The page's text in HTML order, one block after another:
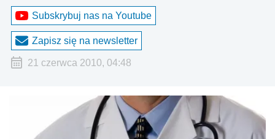
Subskrybuj nas na Youtube
Zapisz się na newsletter
21 czerwca 2010, 04:48